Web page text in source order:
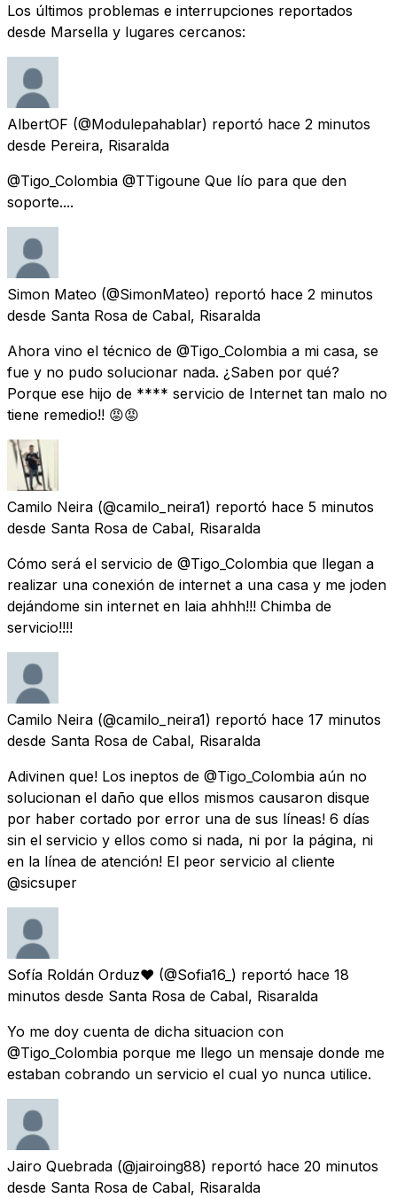
Los últimos problemas e interrupciones reportados
desde Marsella y lugares cercanos:
AlbertOF (@Modulepahablar) reportó hace 2 minutos
desde Pereira, Risaralda
@Tigo_Colombia @TTigoune Que lío para que den
soporte....
Simon Mateo (@SimonMateo) reportó hace 2 minutos
desde Santa Rosa de Cabal, Risaralda
Ahora vino el técnico de @Tigo_Colombia a mi casa, se
fue y no pudo solucionar nada. ¿Saben por qué?
Porque ese hijo de **** servicio de Internet tan malo no
tiene remedio!! 😡😡
Camilo Neira (@camilo_neira1) reportó hace 5 minutos
desde Santa Rosa de Cabal, Risaralda
Cómo será el servicio de @Tigo_Colombia que llegan a
realizar una conexión de internet a una casa y me joden
dejándome sin internet en laia ahhh!!! Chimba de
servicio!!!!
Camilo Neira (@camilo_neira1) reportó hace 17 minutos
desde Santa Rosa de Cabal, Risaralda
Adivinen que! Los ineptos de @Tigo_Colombia aún no
solucionan el daño que ellos mismos causaron disque
por haber cortado por error una de sus líneas! 6 días
sin el servicio y ellos como si nada, ni por la página, ni
en la línea de atención! El peor servicio al cliente
@sicsuper
Sofía Roldán Orduz♥ (@Sofia16_) reportó hace 18
minutos desde Santa Rosa de Cabal, Risaralda
Yo me doy cuenta de dicha situacion con
@Tigo_Colombia porque me llego un mensaje donde me
estaban cobrando un servicio el cual yo nunca utilice.
Jairo Quebrada (@jairoing88) reportó hace 20 minutos
desde Santa Rosa de Cabal, Risaralda